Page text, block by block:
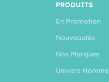
PRODUITS
En Promotion
Nouveautés
Nos Marques
Univers Homme